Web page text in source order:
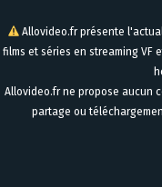
Allovideo.fr présente
films et séries en streaming VF
Allovideo.fr ne propose aucun
partage ou